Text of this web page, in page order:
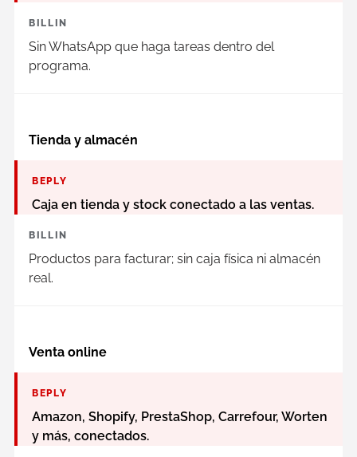
BILLIN
Sin WhatsApp que haga tareas dentro del
programa.
Tienda y almacén
BEPLY
Caja en tienda y stock conectado a las ventas.
BILLIN
Productos para facturar; sin caja física ni almacén
real.
Venta online
BEPLY
Amazon, Shopify, PrestaShop, Carrefour, Worten
y más, conectados.